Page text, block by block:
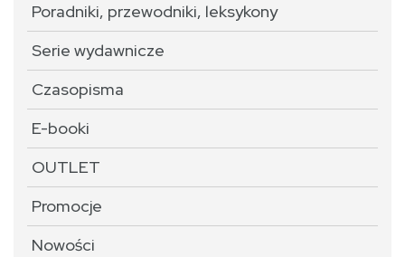
Poradniki, przewodniki, leksykony
Serie wydawnicze
Czasopisma
E-booki
OUTLET
Promocje
Nowości